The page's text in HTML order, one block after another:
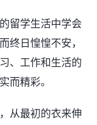
留学生活中学会
终日惶惶不安，
、工作和生活的
而精彩。
从最初的衣来伸